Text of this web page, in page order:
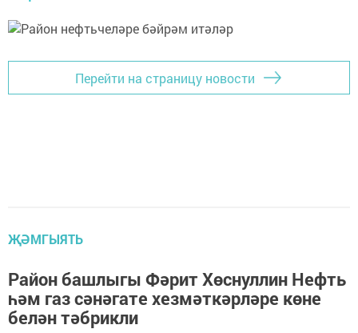
Перейти на страницу новости
ҖӘМГЫЯТЬ
Район башлыгы Фәрит Хөснуллин Нефть
һәм газ сәнәгате хезмәткәрләре көне
белән тәбрикли